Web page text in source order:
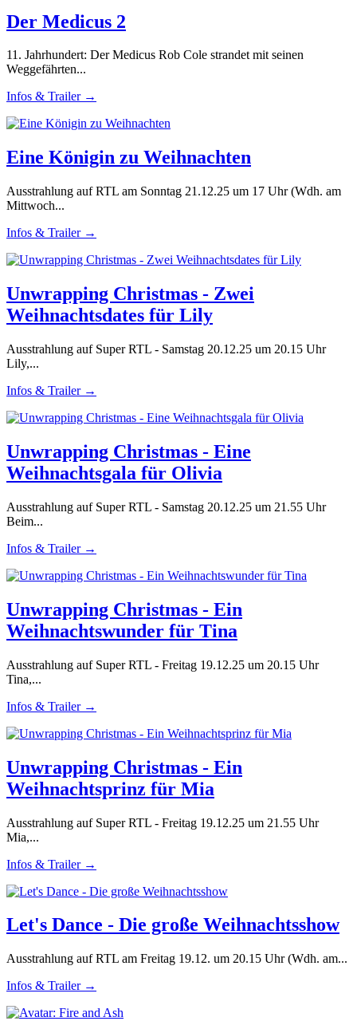
Der Medicus 2
11. Jahrhundert: Der Medicus Rob Cole strandet mit seinen
Weggefährten...
Infos & Trailer →
Eine Königin zu Weihnachten
Ausstrahlung auf RTL am Sonntag 21.12.25 um 17 Uhr (Wdh. am
Mittwoch...
Infos & Trailer →
Unwrapping Christmas - Zwei
Weihnachtsdates für Lily
Ausstrahlung auf Super RTL - Samstag 20.12.25 um 20.15 Uhr
Lily,...
Infos & Trailer →
Unwrapping Christmas - Eine
Weihnachtsgala für Olivia
Ausstrahlung auf Super RTL - Samstag 20.12.25 um 21.55 Uhr
Beim...
Infos & Trailer →
Unwrapping Christmas - Ein
Weihnachtswunder für Tina
Ausstrahlung auf Super RTL - Freitag 19.12.25 um 20.15 Uhr
Tina,...
Infos & Trailer →
Unwrapping Christmas - Ein
Weihnachtsprinz für Mia
Ausstrahlung auf Super RTL - Freitag 19.12.25 um 21.55 Uhr
Mia,...
Infos & Trailer →
Let's Dance - Die große Weihnachtsshow
Ausstrahlung auf RTL am Freitag 19.12. um 20.15 Uhr (Wdh. am...
Infos & Trailer →